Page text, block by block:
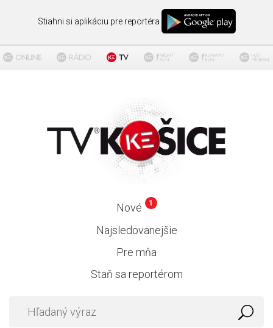
Stiahni si aplikáciu pre reportéra
Nové 1
Najsledovanejšie
Pre mňa
Staň sa reportérom